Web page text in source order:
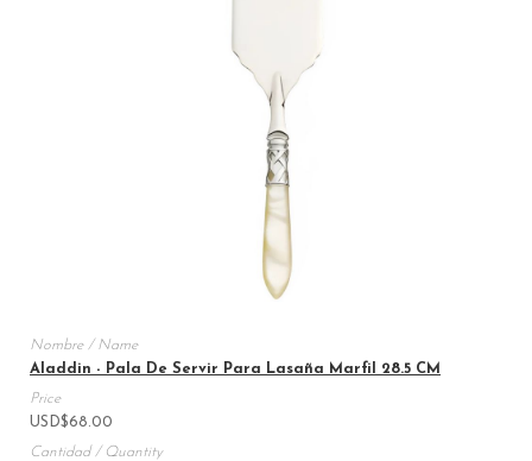
Aladdin - Pala De Servir Para Lasaña Marfil 28.5 CM
USD$68.00